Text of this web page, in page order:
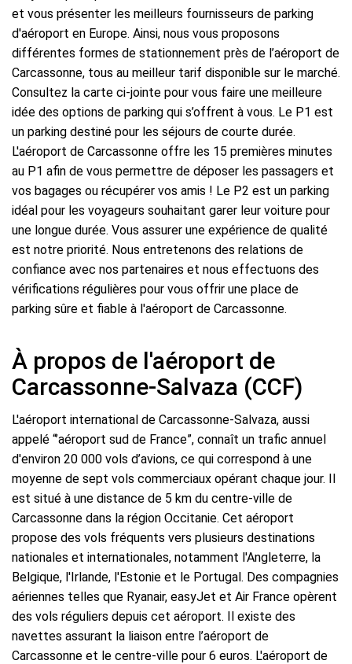
et vous présenter les meilleurs fournisseurs de parking
d'aéroport en Europe. Ainsi, nous vous proposons
différentes formes de stationnement près de l’aéroport de
Carcassonne, tous au meilleur tarif disponible sur le marché.
Consultez la carte ci-jointe pour vous faire une meilleure
idée des options de parking qui s’offrent à vous. Le P1 est
un parking destiné pour les séjours de courte durée.
L'aéroport de Carcassonne offre les 15 premières minutes
au P1 afin de vous permettre de déposer les passagers et
vos bagages ou récupérer vos amis ! Le P2 est un parking
idéal pour les voyageurs souhaitant garer leur voiture pour
une longue durée. Vous assurer une expérience de qualité
est notre priorité. Nous entretenons des relations de
confiance avec nos partenaires et nous effectuons des
vérifications régulières pour vous offrir une place de
parking sûre et fiable à l'aéroport de Carcassonne.
À propos de l'aéroport de
Carcassonne-Salvaza (CCF)
L'aéroport international de Carcassonne-Salvaza, aussi
appelé “’aéroport sud de France”, connaît un trafic annuel
d'environ 20 000 vols d’avions, ce qui correspond à une
moyenne de sept vols commerciaux opérant chaque jour. Il
est situé à une distance de 5 km du centre-ville de
Carcassonne dans la région Occitanie. Cet aéroport
propose des vols fréquents vers plusieurs destinations
nationales et internationales, notamment l'Angleterre, la
Belgique, l'Irlande, l'Estonie et le Portugal. Des compagnies
aériennes telles que Ryanair, easyJet et Air France opèrent
des vols réguliers depuis cet aéroport. Il existe des
navettes assurant la liaison entre l’aéroport de
Carcassonne et le centre-ville pour 6 euros. L'aéroport de